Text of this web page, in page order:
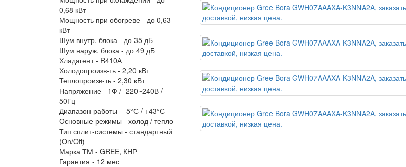
0,68 кВт
Мощность при обогреве - до 0,63
кВт
Шум внутр. блока - до 35 дБ
Шум наруж. блока - до 49 дБ
Хладагент - R410А
Холодопроизв-ть - 2,20 кВт
Теплопроизв-ть - 2,30 кВт
Напряжение - 1Ф / -220~240В /
50Гц
Диапазон работы - -5°С / +43°С
Основные режимы - холод / тепло
Тип сплит-системы - стандартный
(On/Off)
Марка ТМ - GREE, КНР
Гарантия - 12 мес